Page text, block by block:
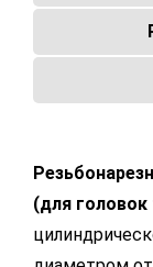
(для головок